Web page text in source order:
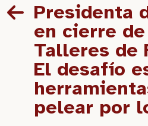
Presidenta
en cierre
Talleres de
El desafío
pelear por